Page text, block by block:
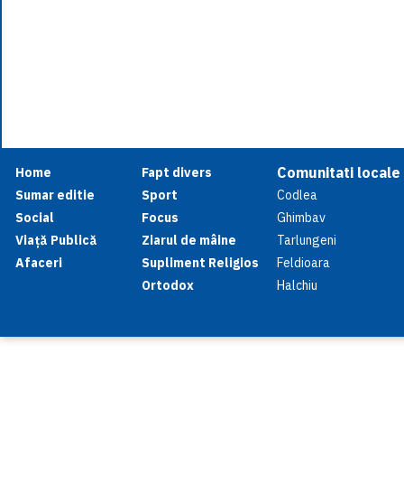
Home
Sumar editie
Social
Viață Publică
Afaceri
Fapt divers
Sport
Focus
Ziarul de mâine
Supliment Religios
Ortodox
Comunitati locale
Codlea
Ghimbav
Tarlungeni
Feldioara
Halchiu